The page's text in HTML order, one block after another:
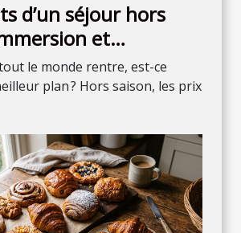
d’un séjour hors
et
inattendues
le monde rentre, est-ce
plan ? Hors saison, les prix